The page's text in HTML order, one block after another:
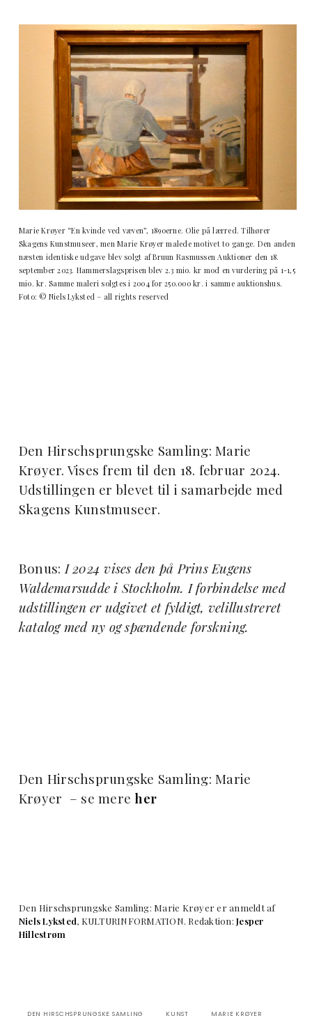
Marie Krøyer “En kvinde ved væven”, 1890erne. Olie på lærred. Tilhører
Skagens Kunstmuseer, men Marie Krøyer malede motivet to gange. Den anden
næsten identiske udgave blev solgt af Bruun Rasmussen Auktioner den 18.
september 2023. Hammerslagsprisen blev 2.3 mio. kr mod en vurdering på 1-1,5
mio. kr. Samme maleri solgtes i 2004 for 250.000 kr. i samme auktionshus.
Foto: © Niels Lyksted – all rights reserved
Den Hirschsprungske Samling: Marie
Krøyer. Vises frem til den 18. februar 2024.
Udstillingen er blevet til i samarbejde med
Skagens Kunstmuseer.
Bonus:I 2024 vises den på Prins Eugens
Waldemarsudde i Stockholm. I forbindelse med
udstillingen er udgivet et fyldigt, velillustreret
katalog med ny og spændende forskning.
Den Hirschsprungske Samling: Marie
Krøyer – se mereher
Den Hirschsprungske Samling: Marie Krøyer er anmeldt af
Niels Lyksted, KULTURINFORMATION. Redaktion:Jesper
Hillestrøm
DEN HIRSCHSPRUNGSKE SAMLING KUNST MARIE KRØYER